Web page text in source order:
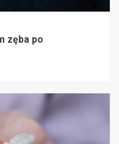
zęba po